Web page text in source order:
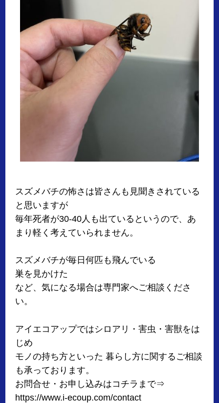
スズメバチの怖さは皆さんも見聞きされている
と思いますが
毎年死者が30-40人も出ているというので、あ
まり軽く考えていられません。
スズメバチが毎日何匹も飛んでいる
巣を見かけた
など、気になる場合は専門家へご相談くださ
い。
アイエコアップではシロアリ・害虫・害獣をは
じめ
モノの持ち方といった 暮らし方に関するご相談
も承っております。
お問合せ・お申し込みはコチラまで⇒
https://www.i-ecoup.com/contact